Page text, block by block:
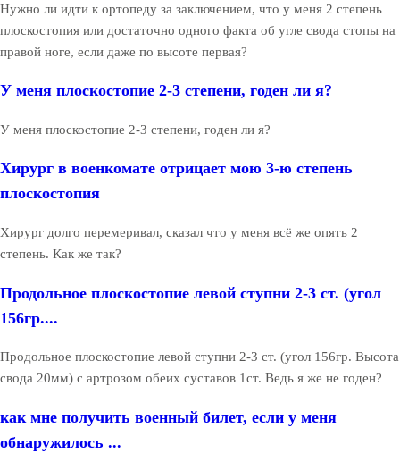
Нужно ли идти к ортопеду за заключением, что у меня 2 степень
плоскостопия или достаточно одного факта об угле свода стопы на
правой ноге, если даже по высоте первая?
У меня плоскостопие 2-3 степени, годен ли я?
У меня плоскостопие 2-3 степени, годен ли я?
Хирург в военкомате отрицает мою 3-ю степень
плоскостопия
Хирург долго перемеривал, сказал что у меня всё же опять 2
степень. Как же так?
Продольное плоскостопие левой ступни 2-3 ст. (угол
156гр....
Продольное плоскостопие левой ступни 2-3 ст. (угол 156гр. Высота
свода 20мм) с артрозом обеих суставов 1ст. Ведь я же не годен?
как мне получить военный билет, если у меня
обнаружилось ...